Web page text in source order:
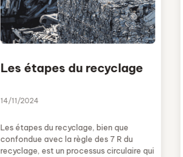
Les étapes du recyclage
14/11/2024
Les étapes du recyclage, bien que
confondue avec la règle des 7 R du
recyclage, est un processus circulaire qui